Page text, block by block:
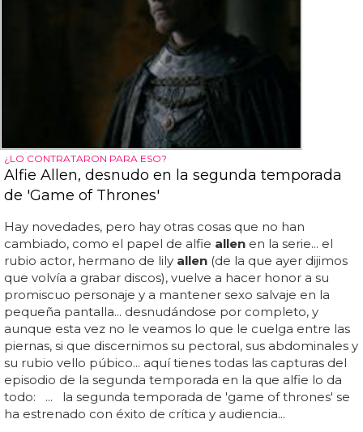
¿LO CONTRATARON PARA ESO?
Alfie Allen, desnudo en la segunda temporada
de 'Game of Thrones'
Hay novedades, pero hay otras cosas que no han
cambiado, como el papel de alfie allen en la serie... el
rubio actor, hermano de lily allen (de la que ayer dijimos
que volvía a grabar discos), vuelve a hacer honor a su
promiscuo personaje y a mantener sexo salvaje en la
pequeña pantalla... desnudándose por completo, y
aunque esta vez no le veamos lo que le cuelga entre las
piernas, si que discernimos su pectoral, sus abdominales y
su rubio vello púbico... aquí tienes todas las capturas del
episodio de la segunda temporada en la que alfie lo da
todo: ... la segunda temporada de 'game of thrones' se
ha estrenado con éxito de crítica y audiencia...